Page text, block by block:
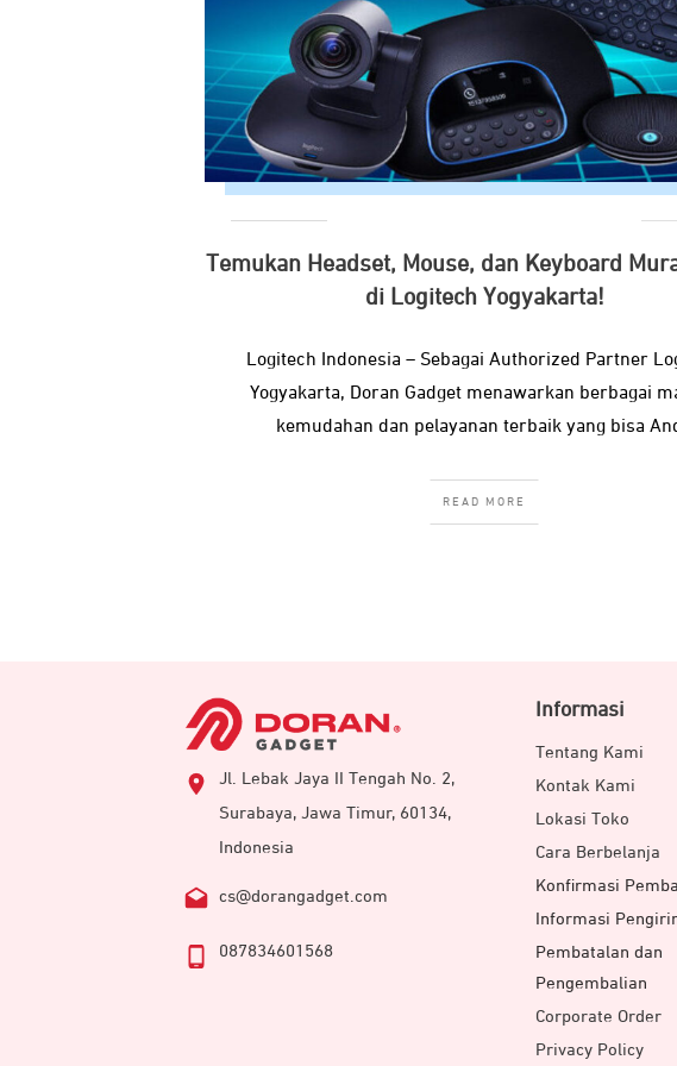
Temukan Headset, Mouse, dan Keyboard
di Logitech Yogyakarta!
Logitech Indonesia – Sebagai Authorized Partner
Yogyakarta, Doran Gadget menawarkan berbagai
kemudahan dan pelayanan terbaik yang bisa
READ MORE
Jl. Lebak Jaya II Tengah No. 2,
Surabaya, Jawa Timur, 60134,
Indonesia
cs@dorangadget.com
087834601568
Informasi
Tentang Kami
Kontak Kami
Lokasi Toko
Cara Berbelanja
Konfirmasi
Informasi
Pembatalan dan
Pengembalian
Corporate Order
Privacy Policy